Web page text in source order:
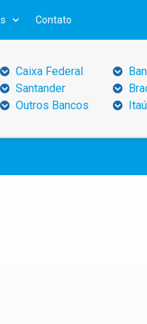
Contato
Caixa Federal
Santander
Outros Bancos
Itaú